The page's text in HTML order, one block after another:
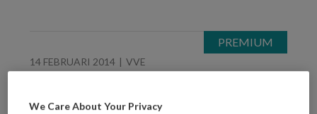
14 FEBRUARI 2014 VVE
tegen baby’s
We Care About Your Privacy